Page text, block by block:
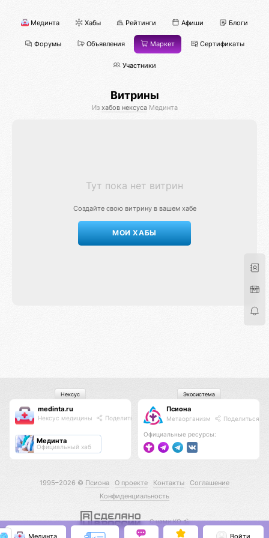
Мединта Хабы Рейтинги Афиши Блоги
Форумы Объявления Маркет Сертификаты
Участники
Витрины
Из хабов нексусаМединта
Тут пока нет витрин
Создайте свою витрину в вашем хабе
МОИ ХАБЫ
medinta.ru
Нексус медицины Поделиться
Мединта
Официальный хаб
Нексус
Псиона
Метаорганизм Поделиться
Официальные ресурсы:
Экосистема
1995–2026 © Псиона О проекте Контакты
Соглашение
Конфиденциальность
С нами КО 🕉️
Мединта Войти